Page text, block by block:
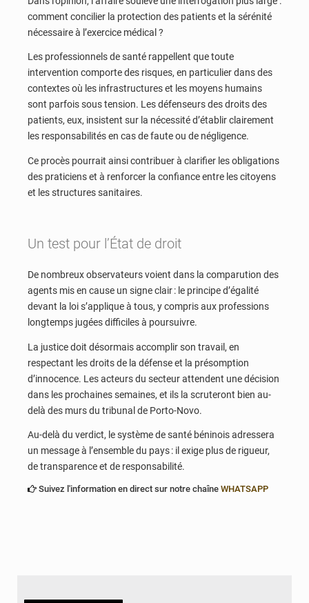
comment concilier la protection des patients et la sérénité
nécessaire à l’exercice médical ?
Les professionnels de santé rappellent que toute
intervention comporte des risques, en particulier dans des
contextes où les infrastructures et les moyens humains
sont parfois sous tension. Les défenseurs des droits des
patients, eux, insistent sur la nécessité d’établir clairement
les responsabilités en cas de faute ou de négligence.
Ce procès pourrait ainsi contribuer à clarifier les obligations
des praticiens et à renforcer la confiance entre les citoyens
et les structures sanitaires.
Un test pour l’État de droit
De nombreux observateurs voient dans la comparution des
agents mis en cause un signe clair : le principe d’égalité
devant la loi s’applique à tous, y compris aux professions
longtemps jugées difficiles à poursuivre.
La justice doit désormais accomplir son travail, en
respectant les droits de la défense et la présomption
d’innocence. Les acteurs du secteur attendent une décision
dans les prochaines semaines, et ils la scruteront bien au-
delà des murs du tribunal de Porto-Novo.
Au-delà du verdict, le système de santé béninois adressera
un message à l’ensemble du pays : il exige plus de rigueur,
de transparence et de responsabilité.
Suivez l'information en direct sur notre chaîne WHATSAPP